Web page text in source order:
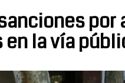
por
la vía